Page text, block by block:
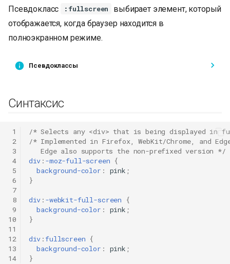
л
ц
к
а
Псевдокласс :fullscreen
выбирает элемент, который
отображается, когда браузер находится в
полноэкранном режиме.
Псевдоклассы
Синтаксис
1
2
3
4
5
6
7
8
9
10
11
12
13
14
/* Selects any <div> that is being displayed in
/* Implemented in Firefox, WebKit/Chrome, and
   Edge also supports the non-prefixed version */
div : -moz-full-screen {
background-color : pink ;
}
div : -webkit-full-screen
{
background-color : pink ;
}
div :fullscreen {
background-color : pink ;
}